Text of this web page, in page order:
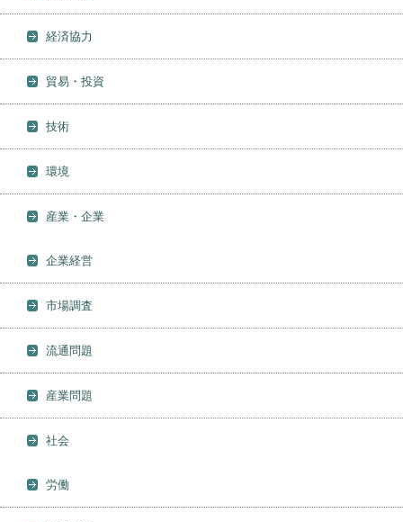
経済協力
貿易・投資
技術
環境
産業・企業
企業経営
市場調査
流通問題
産業問題
社会
労働